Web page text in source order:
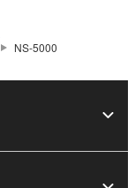
NS-5000